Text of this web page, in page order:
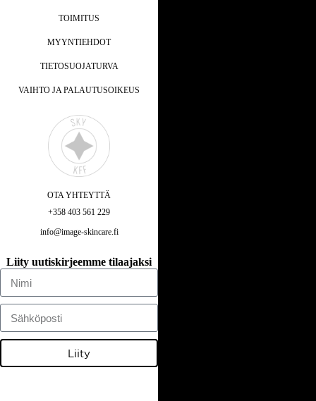
TOIMITUS
MYYNTIEHDOT
TIETOSUOJATURVA
VAIHTO JA PALAUTUSOIKEUS
OTA YHTEYTTÄ
+358 403 561 229
info@image-skincare.fi
Liity uutiskirjeemme tilaajaksi
Liity